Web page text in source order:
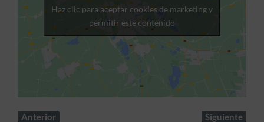
Haz clic para aceptar cookies de marketing y
permitir este contenido
Anterior Siguiente